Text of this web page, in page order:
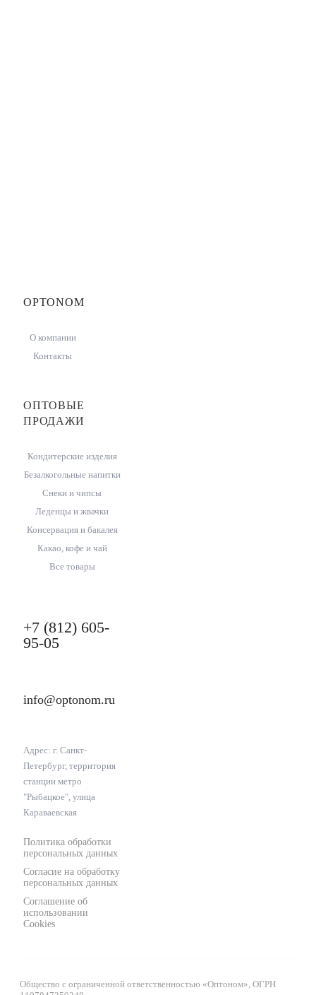
OPTONOM
О компании
Контакты
ОПТОВЫЕ
ПРОДАЖИ
Кондитерские изделия
Безалкогольные напитки
Снеки и чипсы
Леденцы и жвачки
Консервация и бакалея
Какао, кофе и чай
Все товары
+7 (812) 605-
95-05
info@optonom.ru
Адрес: г. Санкт-
Петербург, территория
станции метро
"Рыбацкое", улица
Караваевская
Политика обработки
персональных данных
Согласие на обработку
персональных данных
Соглашение об
использовании
Cookies
Общество с ограниченной ответственностью «Оптоном», ОГРН